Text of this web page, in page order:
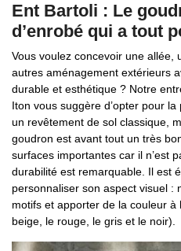
Ent Bartoli : Le
d’enrobé qui a tout
Vous voulez concevoir une allée,
autres aménagement extérieurs
durable et esthétique ? Notre
Iton vous suggère d’opter pour
un revêtement de sol classique,
goudron est avant tout un très
surfaces importantes car il n’est
durabilité est remarquable. Il est
personnaliser son aspect visuel :
motifs et apporter de la couleur à
beige, le rouge, le gris et le noir).